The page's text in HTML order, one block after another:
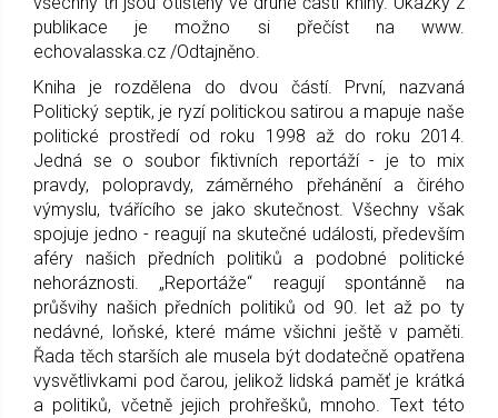
publikace je možno si přečíst na www.
echovalasska.cz /Odtajněno.
Kniha je rozdělena do dvou částí. První, nazvaná
Politický septik, je ryzí politickou satirou a mapuje naše
politické prostředí od roku 1998 až do roku 2014.
Jedná se o soubor fiktivních reportáží - je to mix
pravdy, polopravdy, záměrného přehánění a čirého
výmyslu, tvářícího se jako skutečnost. Všechny však
spojuje jedno - reagují na skutečné události, především
aféry našich předních politiků a podobné politické
nehoráznosti. „Reportáže“ reagují spontánně na
průšvihy našich předních politiků od 90. let až po ty
nedávné, loňské, které máme všichni ještě v paměti.
Řada těch starších ale musela být dodatečně opatřena
vysvětlivkami pod čarou, jelikož lidská paměť je krátká
a politiků, včetně jejich prohřešků, mnoho. Text této